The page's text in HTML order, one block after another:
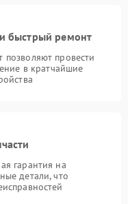
быстрый ремонт
провести
в кратчайшие
гарантия на
детали, что